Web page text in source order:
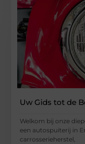
Uw Gids tot de
Welkom bij onze
een autospuiterij in
carrosserieherstel,